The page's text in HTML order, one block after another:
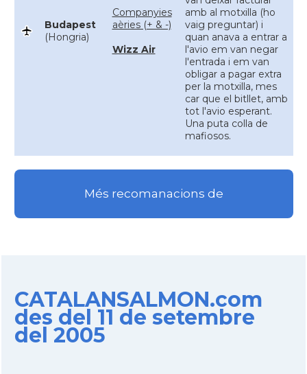
Budapest
(Hongria)
Companyies
aèries (+ & -)
Wizz Air
amb al motxilla (ho
vaig preguntar) i
quan anava a entrar a
l'avio em van negar
l'entrada i em van
obligar a pagar extra
per la motxilla, mes
car que el bitllet, amb
tot l'avio esperant.
Una puta colla de
mafiosos.
Més recomanacions de
CATALANSALMON.com
des del 11 de setembre
del 2005